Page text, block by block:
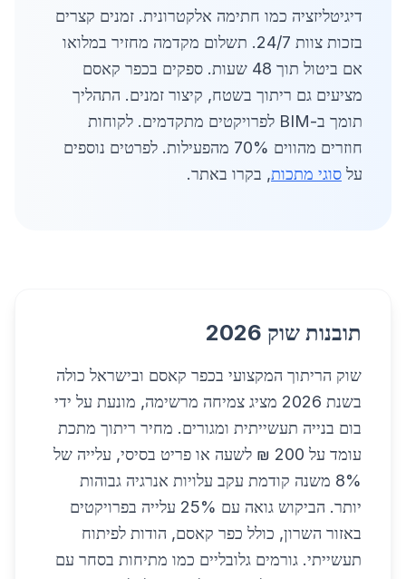
דיגיטליזציה כמו חתימה אלקטרונית. זמנים קצרים
בזכות צוות 24/7. תשלום מקדמה מחזיר במלואו
אם ביטול תוך 48 שעות. ספקים בכפר קאסם
מציעים גם ריתוך בשטח, קיצור זמנים. התהליך
תומך ב-BIM לפרויקטים מתקדמים. לקוחות
חוזרים מהווים 70% מהפעילות. לפרטים נוספים
על סוגי מתכות, בקרו באתר.
תובנות שוק 2026
שוק הריתוך המקצועי בכפר קאסם ובישראל כולה
בשנת 2026 מציג צמיחה מרשימה, מונעת על ידי
בום בנייה תעשייתית ומגורים. מחיר ריתוך מתכת
עומד על 200 ₪ לשעה או פריט בסיסי, עלייה של
8% משנה קודמת עקב עלויות אנרגיה גבוהות
יותר. הביקוש גואה עם 25% עלייה בפרויקטים
באזור השרון, כולל כפר קאסם, הודות לפיתוח
תעשייתי. גורמים גלובליים כמו מתיחות בסחר עם